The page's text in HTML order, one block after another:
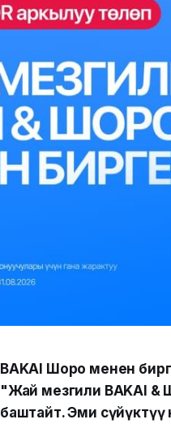
BAKAI Шоро менен
"Жай мезгили BAKAI &
баштайт. Эми сүйүктүү